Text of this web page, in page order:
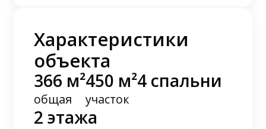
Характеристики
объекта
366 м²
общая
450 м²
участок
4 спальни
2 этажа